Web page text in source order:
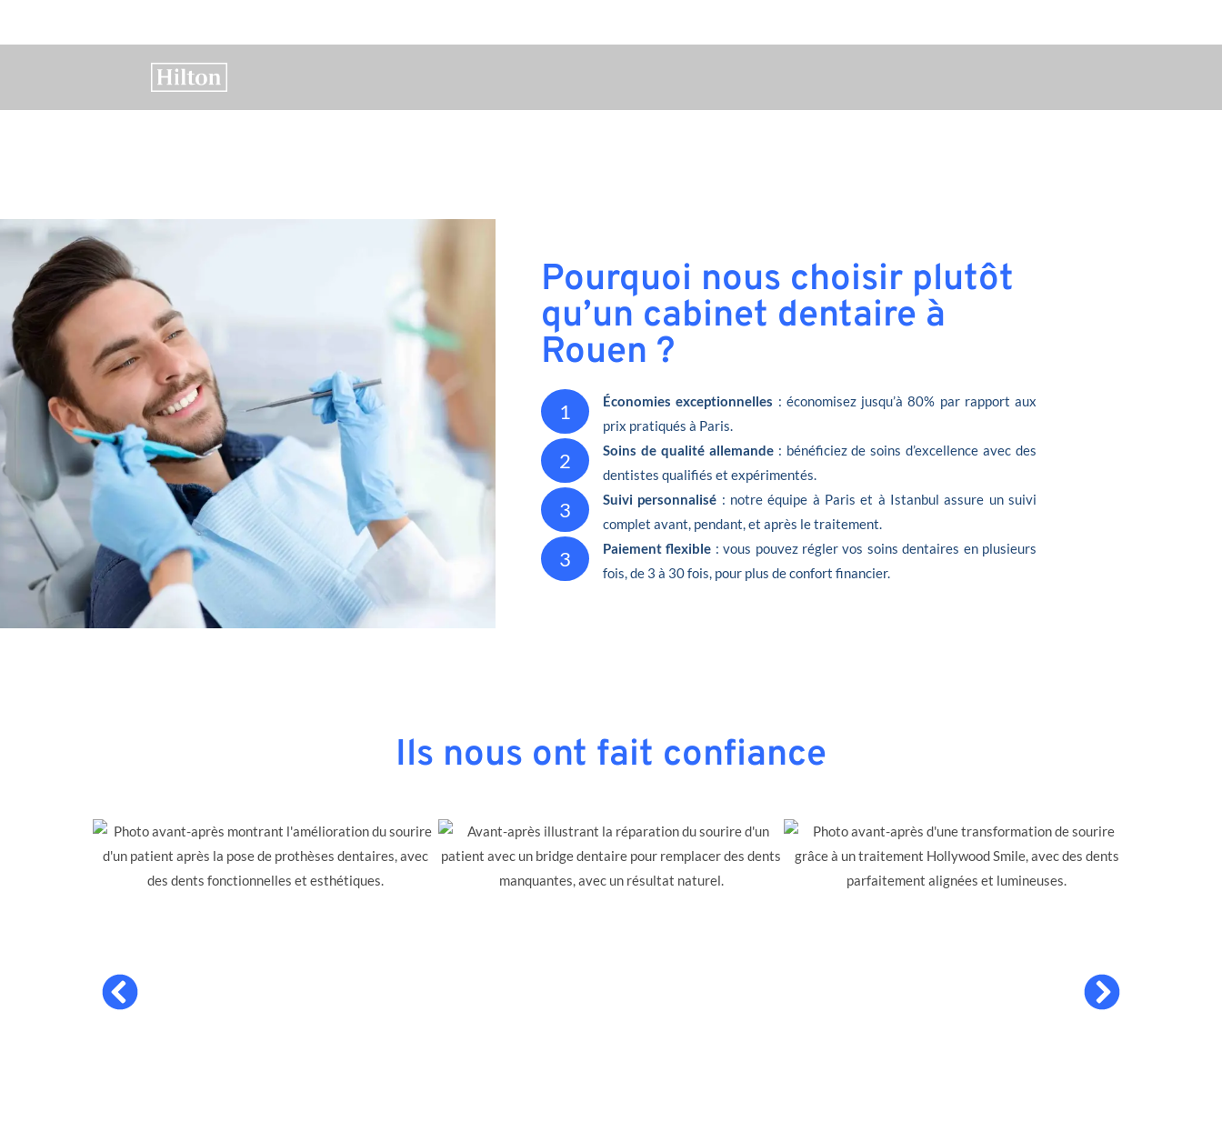
Pourquoi nous choisir plutôt
qu’un cabinet dentaire à
Rouen ?
1 Économies exceptionnelles : économisez jusqu’à 80% par rapport aux
prix pratiqués à Paris.
2 Soins de qualité allemande: bénéficiez de soins d’excellence avec des
dentistes qualifiés et expérimentés.
3 Suivi personnalisé : notre équipe à Paris et à Istanbul assure un suivi
complet avant, pendant, et après le traitement.
3 Paiement flexible : vous pouvez régler vos soins dentaires en plusieurs
fois, de 3 à 30 fois, pour plus de confort financier.
Ils nous ont fait confiance